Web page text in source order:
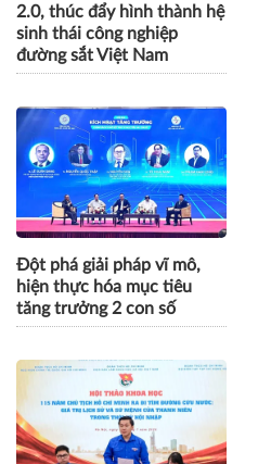
2.0, thúc đẩy hình thành hệ
sinh thái công nghiệp
đường sắt Việt Nam
Đột phá giải pháp vĩ mô,
hiện thực hóa mục tiêu
tăng trưởng 2 con số